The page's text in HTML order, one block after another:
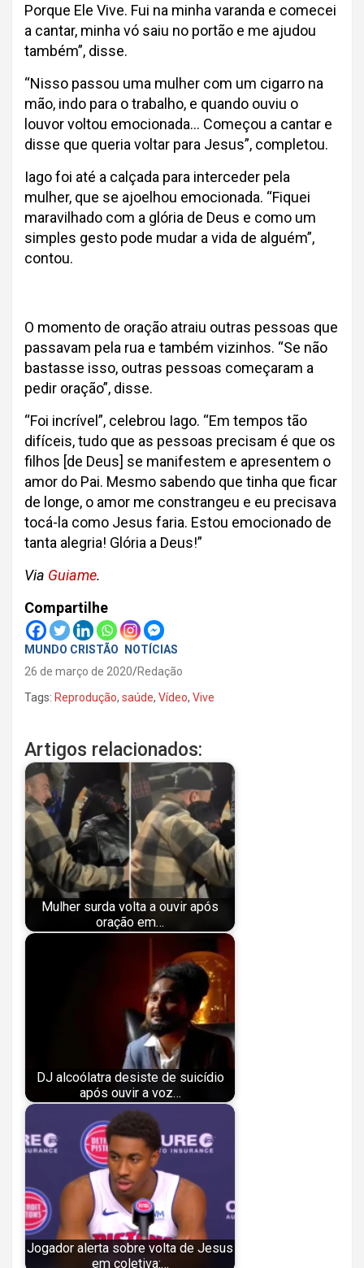
Porque Ele Vive. Fui na minha varanda e comecei
a cantar, minha vó saiu no portão e me ajudou
também”, disse.
“Nisso passou uma mulher com um cigarro na
mão, indo para o trabalho, e quando ouviu o
louvor voltou emocionada… Começou a cantar e
disse que queria voltar para Jesus”, completou.
Iago foi até a calçada para interceder pela
mulher, que se ajoelhou emocionada. “Fiquei
maravilhado com a glória de Deus e como um
simples gesto pode mudar a vida de alguém”,
contou.
O momento de oração atraiu outras pessoas que
passavam pela rua e também vizinhos. “Se não
bastasse isso, outras pessoas começaram a
pedir oração”, disse.
“Foi incrível”, celebrou Iago. “Em tempos tão
difíceis, tudo que as pessoas precisam é que os
filhos [de Deus] se manifestem e apresentem o
amor do Pai. Mesmo sabendo que tinha que ficar
de longe, o amor me constrangeu e eu precisava
tocá-la como Jesus faria. Estou emocionado de
tanta alegria! Glória a Deus!”
Via Guiame.
Compartilhe
MUNDO CRISTÃO
NOTÍCIAS
26 de março de 2020 Redação
Tags: Reprodução, saúde, Vídeo, Vive
Artigos relacionados:
Mulher surda volta a ouvir após
oração em…
DJ alcoólatra desiste de suicídio
após ouvir a voz…
Jogador alerta sobre volta de Jesus
em coletiva:…